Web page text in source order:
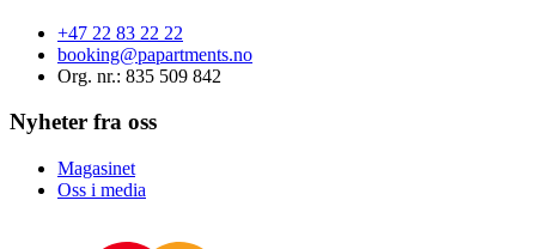
+47 22 83 22 22
booking@papartments.no
Org. nr.: 835 509 842
Nyheter fra oss
Magasinet
Oss i media